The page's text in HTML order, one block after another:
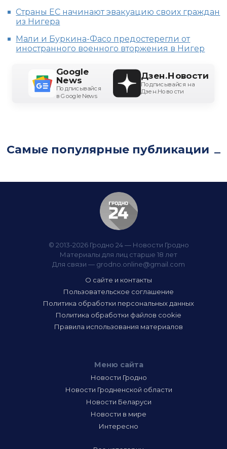
Страны ЕС начинают эвакуацию своих граждан
из Нигера
Мали и Буркина-Фаcо предостерегли от
иностранного военного вторжения в Нигер
Google
News
Подписывайся
в Google News
Дзен.Новости
Подписывайся на
Дзен.Новости
Самые популярные публикации
© 2013-2026 Гродно 24 — Новости Гродно
Материалы для лиц старше 18 лет
Для связи — grodno.online@gmail.com
О сайте и контакты
Пользовательское соглашение
Политика обработки персональных данных
Политика обработки файлов cookie
Правила использования материалов
Меню сайта
Новости Гродно
Новости Гродненской области
Новости Беларуси
Новости в мире
Интересно